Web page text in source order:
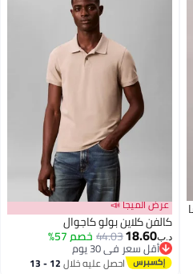
عرض الميجا 📣
كالفن كلاين بولو كاجوال
18.60
44.03خصم 57%
أقل سعر في 30 يوم
أقل سعر في 30 يوماحصل عليه خلال 12 - 13